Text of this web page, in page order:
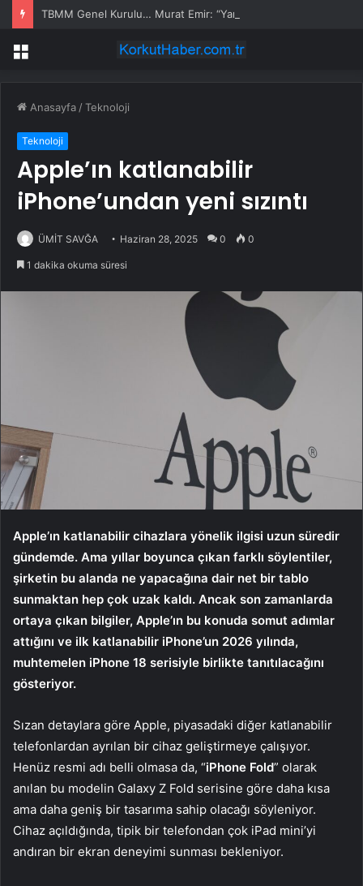
Menü
Anasayfa /Teknoloji
Teknoloji
Apple’ın katlanabilir
iPhone’undan yeni sızıntı
ÜMİT SAVĞA Haziran 28, 2025 0 0
1 dakika okuma süresi
Apple’ın katlanabilir cihazlara yönelik ilgisi uzun süredir
gündemde. Ama yıllar boyunca çıkan farklı söylentiler,
şirketin bu alanda ne yapacağına dair net bir tablo
sunmaktan hep çok uzak kaldı. Ancak son zamanlarda
ortaya çıkan bilgiler, Apple’ın bu konuda somut adımlar
attığını ve ilk katlanabilir iPhone’un 2026 yılında,
muhtemelen iPhone 18 serisiyle birlikte tanıtılacağını
gösteriyor.
Sızan detaylara göre Apple, piyasadaki diğer katlanabilir
telefonlardan ayrılan bir cihaz geliştirmeye çalışıyor.
Henüz resmi adı belli olmasa da, “iPhone Fold” olarak
anılan bu modelin Galaxy Z Fold serisine göre daha kısa
ama daha geniş bir tasarıma sahip olacağı söyleniyor.
Cihaz açıldığında, tipik bir telefondan çok iPad mini’yi
andıran bir ekran deneyimi sunması bekleniyor.